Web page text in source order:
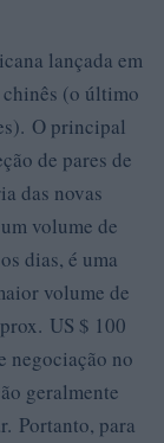
lançada em
(o último
O principal
de pares de
das novas
volume de
dias, é uma
volume de
US $ 100
negociação no
geralmente
Portanto, para